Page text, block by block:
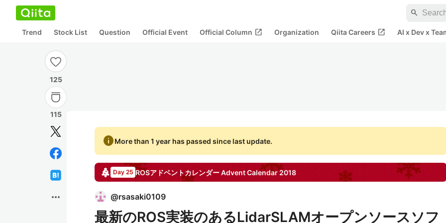
search
Trend Stock List Question Official Event Official Column open_in_new Organization Qiita Careers open_in_new AI x Dev x
125
115
more_horiz
infoMore than 1 year has passed since last update.
Day 25 ROSアドベントカレンダーAdvent Calendar2018
@rsasaki0109
最新のROS実装のあるLidarSLAMオープンソースソフ